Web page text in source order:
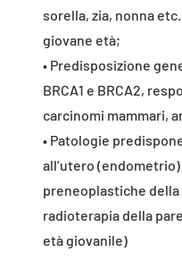
sorella, zia, nonna
giovane età;
• Predisposizione
BRCA1 e BRCA2,
carcinomi mammari,
• Patologie
all’utero (endometrio)
preneoplastiche
radioterapia della
età giovanile)